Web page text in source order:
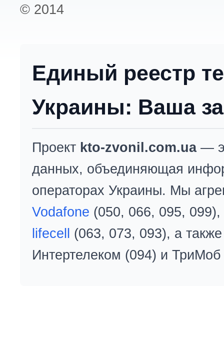
© 2014
Единый реестр
Украины: Ваша
Проект kto-zvonil.com.ua—
данных, объединяющая
операторах Украины. Мы
Vodafone (050, 066, 095, 099),
lifecell
(063, 073, 093), а
Интертелеком (094) и ТриМоб